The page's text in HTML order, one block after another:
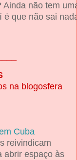
Ainda não tem
é que não sai
na blogosfera
Cuba
reivindicam
abrir espaço às